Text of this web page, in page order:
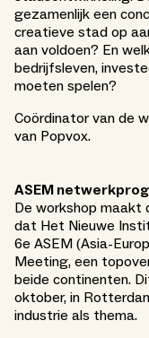
gezamenlijk een
creatieve stad op
aan voldoen? En
bedrijfsleven,
moeten spelen?
Coördinator van de
van Popvox.
ASEM
De workshop maakt
dat Het Nieuwe
6e ASEM (Asia-
Meeting, een
beide continenten.
oktober, in
industrie als thema.